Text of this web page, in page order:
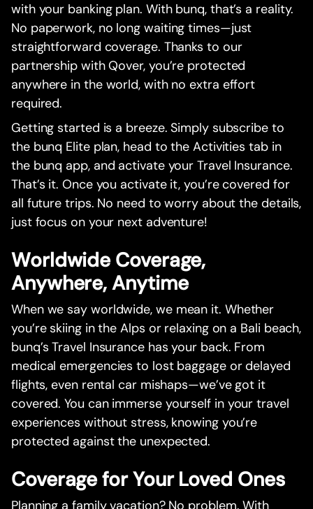
with your banking plan. With bunq, that’s a reality.
No paperwork, no long waiting times—just
straightforward coverage. Thanks to our
partnership with Qover, you’re protected
anywhere in the world, with no extra effort
required.
Getting started is a breeze. Simply subscribe to
the bunq Elite plan, head to the Activities tab in
the bunq app, and activate your Travel Insurance.
That’s it. Once you activate it, you’re covered for
all future trips. No need to worry about the details,
just focus on your next adventure!
Worldwide Coverage,
Anywhere, Anytime
When we say worldwide, we mean it. Whether
you’re skiing in the Alps or relaxing on a Bali beach,
bunq’s Travel Insurance has your back. From
medical emergencies to lost baggage or delayed
flights, even rental car mishaps—we’ve got it
covered. You can immerse yourself in your travel
experiences without stress, knowing you’re
protected against the unexpected.
Coverage for Your Loved Ones
Planning a family vacation? No problem. With